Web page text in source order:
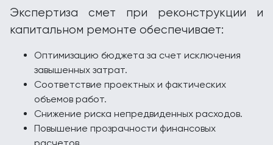
Экспертиза смет при реконструкции и
капитальном ремонте обеспечивает:
Оптимизацию бюджета за счет исключения
завышенных затрат.
Соответствие проектных и фактических
объемов работ.
Снижение риска непредвиденных расходов.
Повышение прозрачности финансовых